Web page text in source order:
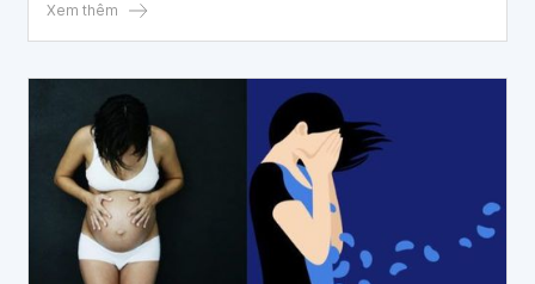
quả xét nghiệm máu, truyền đều bình thường, em siêu âm
bác sĩ em đã thả được chưa? Sau 5 tháng sảy thai lần thứ
3 đã nên mang thai tiếp chưa? Có cần phải uống thuốc
hay tiêm thuốc gì để chuẩn bị cho lần mang thai tiếp theo
không? Em xin cảm ơn.
Xem thêm